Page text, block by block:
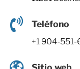
Teléfono
+1 904-